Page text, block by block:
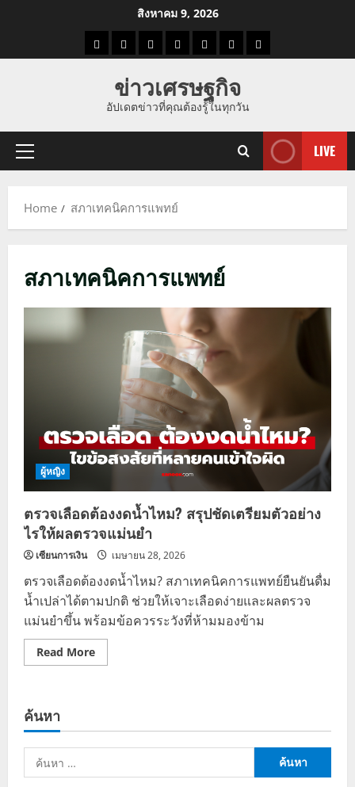
สิงหาคม 9, 2026
ราคาแนว
ราคา
ทอง
ข่าว
นี้
ข่าว
ดูด
ที่
ผู้ชาย
ข่าวเศรษฐกิจ
อัปเดตข่าวที่คุณต้องรู้ในทุกวัน
Primary
LIVE
Home สภาเทคนิคการแพทย์
สภาเทคนิคการแพทย์
ผู้หญิง
ตรวจเลือดต้องงดน้ำไหม? สรุปชัดเตรียมตัวอย่าง
ไรให้ผลตรวจแม่นยำ
เซียนการเงิน เมษายน 28, 2026
ตรวจเลือดต้องงดน้ำไหม? สภาเทคนิคการแพทย์ยืนยันดื่ม
น้ำเปล่าได้ตามปกติ ช่วยให้เจาะเลือดง่ายและผลตรวจ
แม่นยำขึ้น พร้อมข้อควรระวังที่ห้ามมองข้าม
Read MoreRead
more
น้ำ
สรุป
เตรียม
ค้นหา
ค้นหา
สำหรับ: